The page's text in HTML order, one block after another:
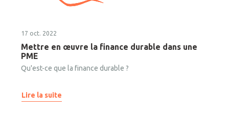
17 oct. 2022
Mettre en œuvre la finance durable dans une
PME
Qu'est-ce que la finance durable ?
Lire la suite